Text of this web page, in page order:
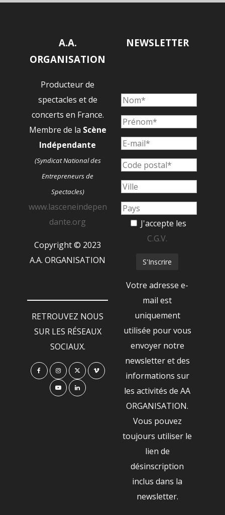
A.A.
ORGANISATION
Producteur de
spectacles et de
concerts en France.
Membre de la Scène
Indépendante
(Syndicat National des
Entrepreneurs de
Spectacles)
www.lasceneindepen
dante.org
Copyright © 2023
A.A. ORGANISATION
RETROUVEZ NOUS
SUR LES RÉSEAUX
SOCIAUX.
NEWSLETTER
J'accepte les
C.G.V.
Votre adresse e-
mail est
uniquement
utilisée pour vous
envoyer notre
newsletter et des
informations sur
les activités de AA
ORGANISATION.
Vous pouvez
toujours utiliser le
lien de
désinscription
inclus dans la
newsletter.